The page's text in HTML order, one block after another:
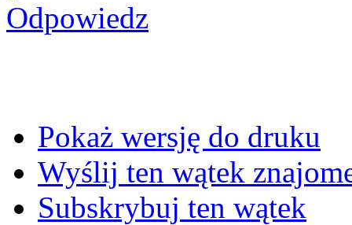
Pokaż wersję do druku
Wyślij ten wątek
Subskrybuj ten wątek